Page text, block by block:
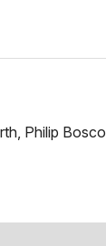
Philip Bosco